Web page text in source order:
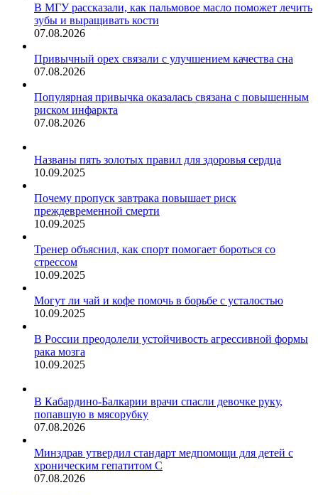
В МГУ рассказали, как пальмовое масло поможет лечить
зубы и выращивать кости
07.08.2026
Привычный орех связали с улучшением качества сна
07.08.2026
Популярная привычка оказалась связана с повышенным
риском инфаркта
07.08.2026
Названы пять золотых правил для здоровья сердца
10.09.2025
Почему пропуск завтрака повышает риск
преждевременной смерти
10.09.2025
Тренер объяснил, как спорт помогает бороться со
стрессом
10.09.2025
Могут ли чай и кофе помочь в борьбе с усталостью
10.09.2025
В России преодолели устойчивость агрессивной формы
рака мозга
10.09.2025
В Кабардино-Балкарии врачи спасли девочке руку,
попавшую в мясорубку
07.08.2026
Минздрав утвердил стандарт медпомощи для детей с
хроническим гепатитом С
07.08.2026